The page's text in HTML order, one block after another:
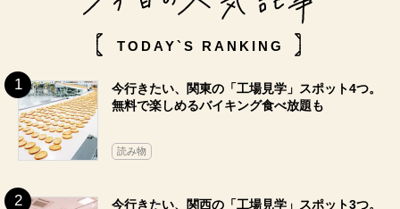
TODAY`S RANKING
今行きたい、関東の「工場見学」スポット4つ。
無料で楽しめるバイキング食べ放題も
読み物
今行きたい、関西の「工場見学」スポット3つ。